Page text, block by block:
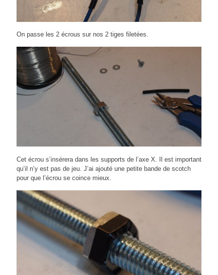
On passe les 2 écrous sur nos 2 tiges filetées.
Cet écrou s’insérera dans les supports de l’axe X. Il est important
qu’il n’y est pas de jeu. J’ai ajouté une petite bande de scotch
pour que l’écrou se coince mieux.